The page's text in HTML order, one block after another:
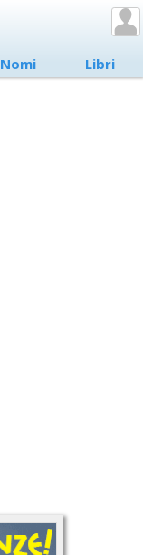
Nomi Libri